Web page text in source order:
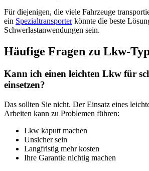
Für diejenigen, die viele Fahrzeuge
ein Spezialtransporterkönnte die beste
Schwerlastanwendungen sein.
Häufige Fragen zu Lkw-
Kann ich einen leichten Lkw für
einsetzen?
Das sollten Sie nicht. Der Einsatz eines
Arbeiten kann zu Problemen führen:
Lkw kaputt machen
Unsicher sein
Langfristig mehr kosten
Ihre Garantie nichtig machen